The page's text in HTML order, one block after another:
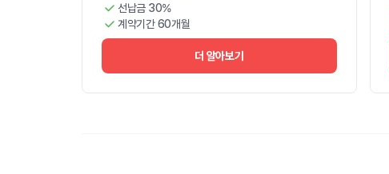
선납금 30%
계약기간 60개월
더 알아보기